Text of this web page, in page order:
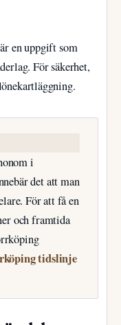
en uppgift som
För säkerhet,
i
det att man
För att få en
och framtida
tidslinje